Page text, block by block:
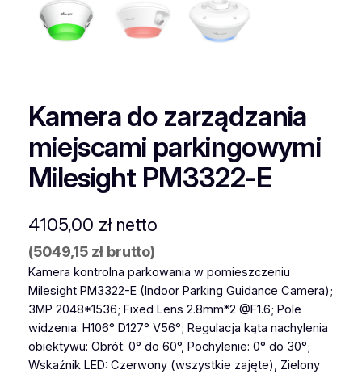
Kamera do zarządzania
miejscami parkingowymi
Milesight PM3322-E
4105,00 złnetto
(5049,15 złbrutto)
Kamera kontrolna parkowania w pomieszczeniu
Milesight PM3322-E (Indoor Parking Guidance Camera);
3MP 2048*1536; Fixed Lens 2.8mm*2 @F1.6; Pole
widzenia: H106° D127° V56°; Regulacja kąta nachylenia
obiektywu: Obrót: 0° do 60°, Pochylenie: 0° do 30°;
Wskaźnik LED: Czerwony (wszystkie zajęte), Zielony